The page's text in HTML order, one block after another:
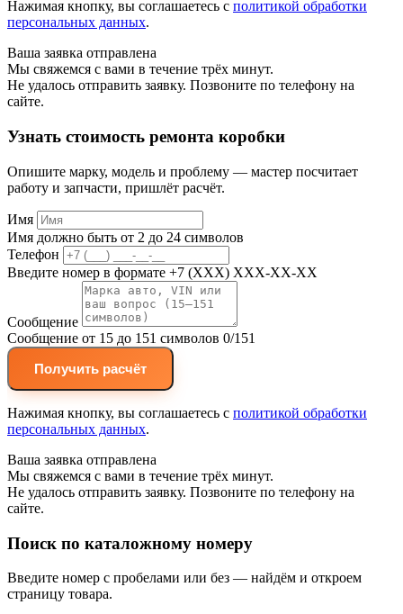
Нажимая кнопку, вы соглашаетесь с политикой обработки
персональных данных.
Ваша заявка отправлена
Мы свяжемся с вами в течение трёх минут.
Не удалось отправить заявку. Позвоните по телефону на
сайте.
Узнать стоимость ремонта коробки
Опишите марку, модель и проблему — мастер посчитает
работу и запчасти, пришлёт расчёт.
Имя
Имя должно быть от 2 до 24 символов
Телефон
Введите номер в формате +7 (XXX) XXX-XX-XX
Сообщение
Сообщение от 15 до 151 символов 0/151
Получить расчёт
Нажимая кнопку, вы соглашаетесь с политикой обработки
персональных данных.
Ваша заявка отправлена
Мы свяжемся с вами в течение трёх минут.
Не удалось отправить заявку. Позвоните по телефону на
сайте.
Поиск по каталожному номеру
Введите номер с пробелами или без — найдём и откроем
страницу товара.